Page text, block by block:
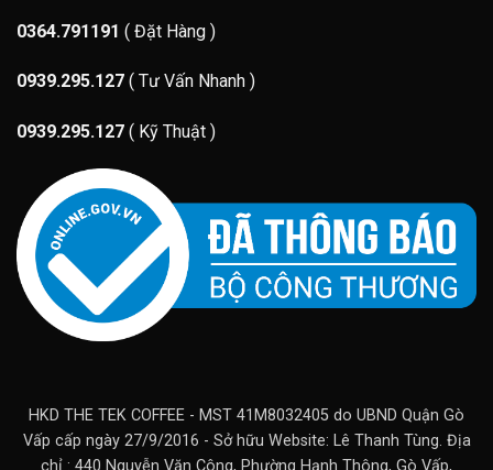
0364.791191 ( Đặt Hàng )
0939.295.127 ( Tư Vấn Nhanh )
0939.295.127 ( Kỹ Thuật )
HKD THE TEK COFFEE - MST 41M8032405 do UBND Quận Gò
Vấp cấp ngày 27/9/2016 - Sở hữu Website: Lê Thanh Tùng. Địa